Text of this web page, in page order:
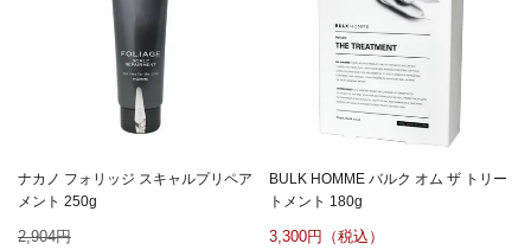
ナカノ フォリッジ スキャルプリペア
メント 250g
2,904
BULK HOMME バルク オム ザ トリー
トメント 180g
3,300